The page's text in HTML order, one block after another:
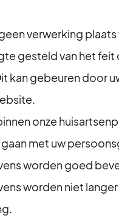
verwerking
gesteld van het feit
kan gebeuren door
onze
met uw
worden goed
worden niet